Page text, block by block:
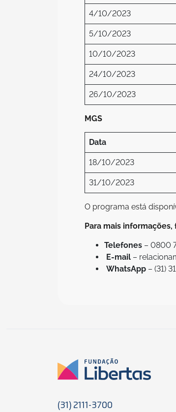
4/10/2023
5/10/2023
10/10/2023
24/10/2023
26/10/2023
MGS
Data
18/10/2023
31/10/2023
O programa está
Para mais
Telefones – 0800
E-mail –
WhatsApp – (31)
(31) 2111-3700